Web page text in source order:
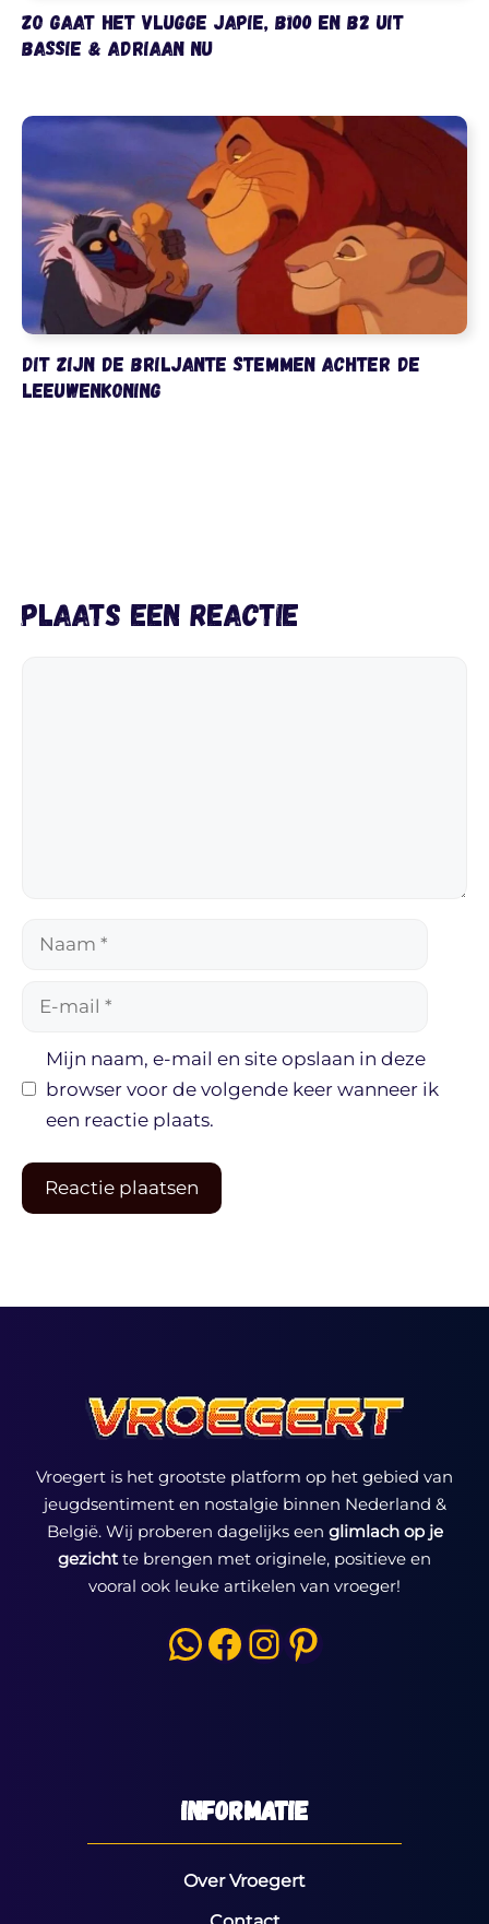
Zo gaat het Vlugge Japie, B100 en B2 uit
Bassie & Adriaan nu
Dit zijn de briljante stemmen achter De
Leeuwenkoning
Plaats een reactie
Naam
Mijn naam, e-mail en site opslaan in deze
browser voor de volgende keer wanneer ik
een reactie plaats.
Vroegert is het grootste platform op het gebied van
jeugdsentiment en nostalgie binnen Nederland &
België. Wij proberen dagelijks een glimlach op je
gezichtte brengen met originele, positieve en
vooral ook leuke artikelen van vroeger!
WhatsApp
Facebook
Instagram
Pinterest
Informatie
Over Vroegert